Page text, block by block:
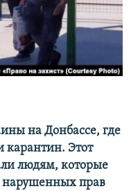
на Донбассе, где
карантин. Этот
людям, которые
нарушенных прав